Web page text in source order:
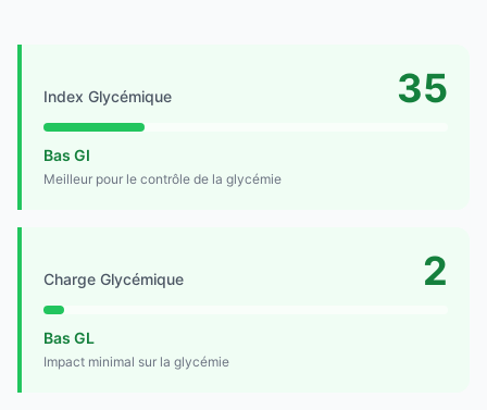
Index Glycémique 35
Bas GI
Meilleur pour le contrôle de la glycémie
Charge Glycémique 2
Bas GL
Impact minimal sur la glycémie